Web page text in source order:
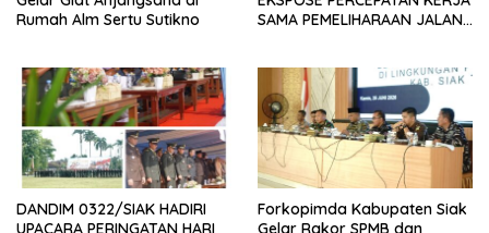
Rumah Alm Sertu Sutikno
SAMA PEMELIHARAAN JALAN
INFRASTRUKTUR
DANDIM 0322/SIAK HADIRI
UPACARA PERINGATAN HARI
Forkopimda Kabupaten Siak
Gelar Rakor SPMB dan